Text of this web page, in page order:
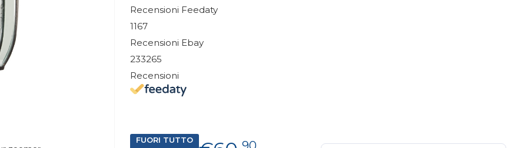
Recensioni Feedaty
1167
Recensioni Ebay
233265
Recensioni
FUORI TUTTO